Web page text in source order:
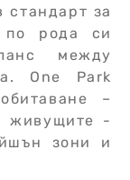
стандарт за
по рода си
между
One Park
–
живущите -
зони и